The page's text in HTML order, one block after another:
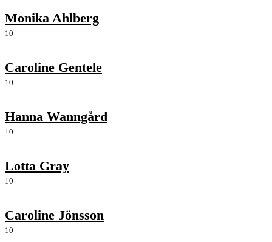
Monika Ahlberg
10
Caroline Gentele
10
Hanna Wanngård
10
Lotta Gray
10
Caroline Jönsson
10